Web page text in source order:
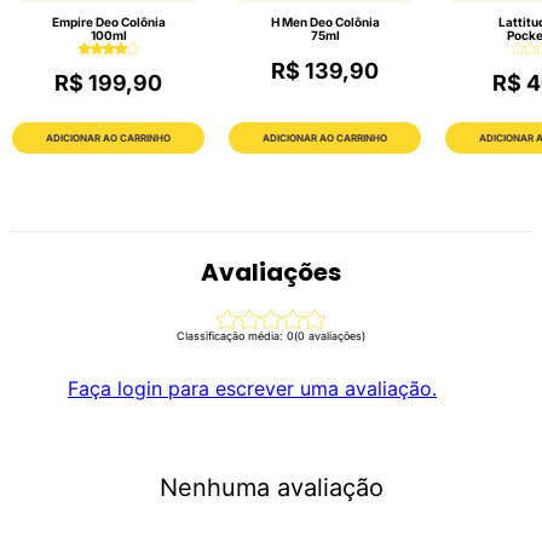
Empire Deo Colônia
100ml
R$ 199,90
ADICIONAR AO CARRINHO
H Men Deo Colônia
75ml
R$ 139,90
ADICIONAR AO CARRINHO
R$
ADICIONAR
Avaliações
Classificação média: 0(0 avaliações)
Faça login para escrever uma avaliação.
Nenhuma avaliação